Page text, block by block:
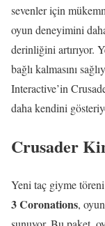
sevenler için
oyun deneyimini
derinliğini artırıyor.
bağlı kalmasını
Interactive’in
daha kendini
Crusader
Yeni taç giyme
3 Coronations,